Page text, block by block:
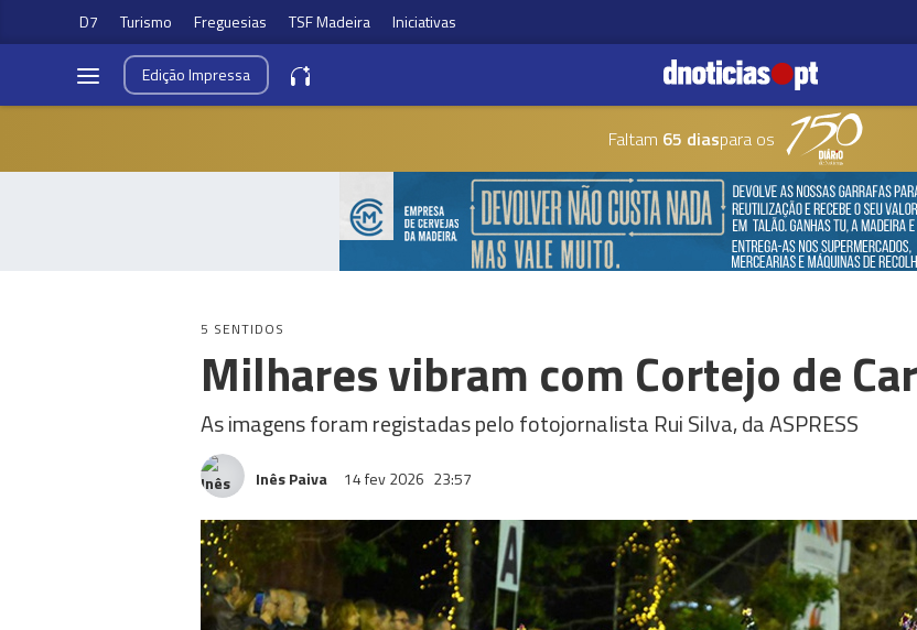
D7 Turismo Freguesias TSF Madeira Iniciativas
EdiçãoImpressa
Faltam 65 diaspara os
5 SENTIDOS
Milhares vibram com Cortejo de
As imagens foram registadas pelo fotojornalista Rui Silva, da ASPRESS
Inês Paiva 14 fev 2026 23:57